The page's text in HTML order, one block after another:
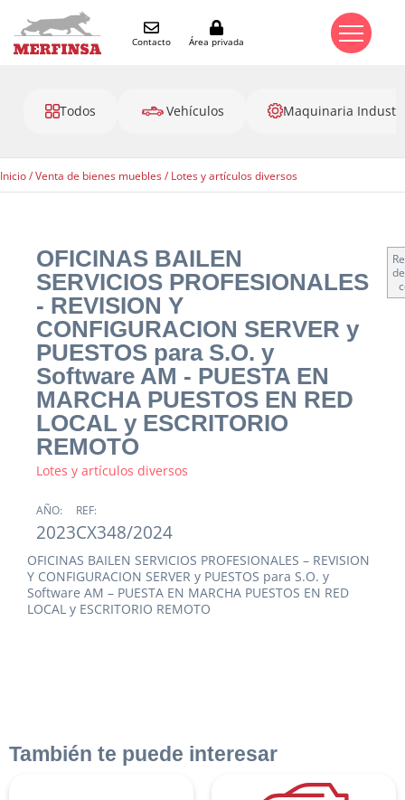
Contacto Área privada
Todos Vehículos Maquinaria
Inicio/Venta de bienes muebles/ Lotes y artículos diversos
OFICINAS BAILEN
SERVICIOS PROFESIONALES
- REVISION Y
CONFIGURACION SERVER y
PUESTOS para S.O. y
Software AM - PUESTA EN
MARCHA PUESTOS EN RED
LOCAL y ESCRITORIO
REMOTO
Lotes y artículos diversos
AÑO:
2023
REF:
CX348/2024
OFICINAS BAILEN SERVICIOS PROFESIONALES – REVISION
Y CONFIGURACION SERVER y PUESTOS para S.O. y
Software AM – PUESTA EN MARCHA PUESTOS EN RED
LOCAL y ESCRITORIO REMOTO
También te puede interesar